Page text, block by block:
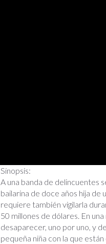
Sinopsis:
A una banda de delincuentes
bailarina de doce años hija de
requiere también vigilarla
50 millones de dólares. En
desaparecer, uno por uno, y
pequeña niña con la que